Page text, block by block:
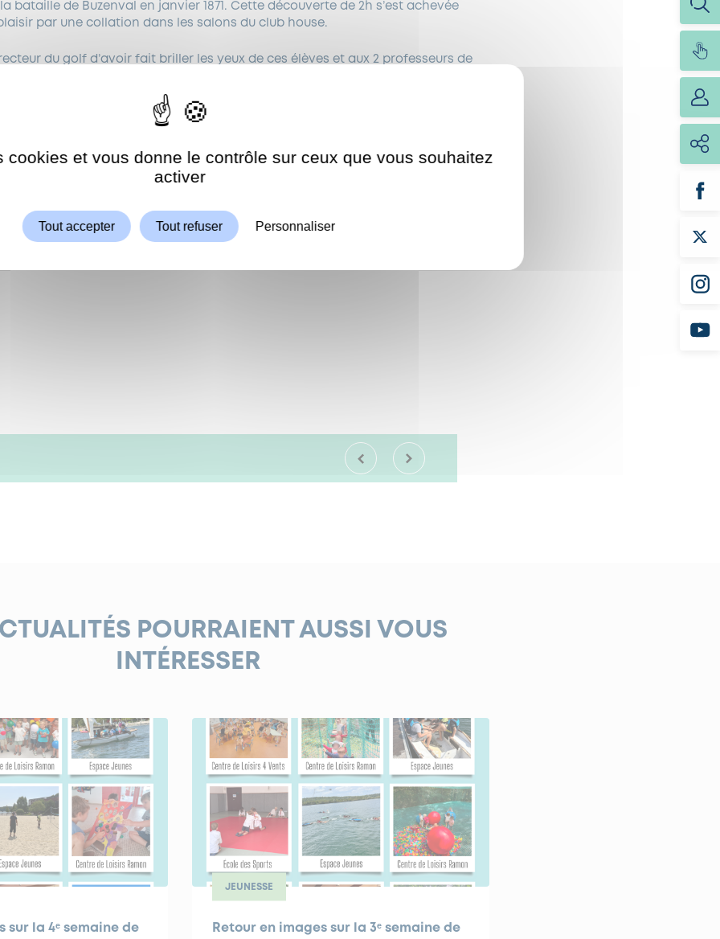
bataille de Buzenval en janvier 1871. Cette découverte de 2h s’est achevée
par une collation dans les salons du club house.
du golf d’avoir fait briller les yeux de ces élèves et aux 2 professeurs de
POURRAIENT AUSSI VOUS
INTÉRESSER
sur la 4ᵉ semaine de
JEUNESSE
Retour en images sur la 3ᵉ semaine de
Autoriser
cookies et vous donne le contrôle sur ceux que vous souhaitez
activer
Tout accepter Tout refuser Personnaliser